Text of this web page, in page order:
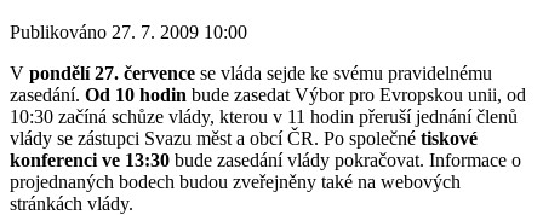
Publikováno 27. 7. 2009 10:00
V pondělí 27. července se vláda sejde ke svému pravidelnému
zasedání. Od 10 hodin bude zasedat Výbor pro Evropskou unii, od
10:30 začíná schůze vlády, kterou v 11 hodin přeruší jednání členů
vlády se zástupci Svazu měst a obcí ČR. Po společné tiskové
konferenci ve 13:30 bude zasedání vlády pokračovat. Informace o
projednaných bodech budou zveřejněny také na webových
stránkách vlády.